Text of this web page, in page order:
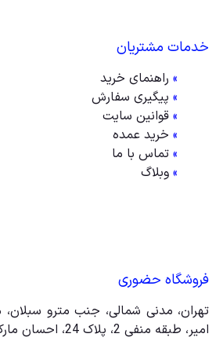
خدمات مشتریان
» راهنمای خرید
» پیگیری سفارش
» قوانین سایت
» خرید عمده
» تماس با ما
» وبلاگ
فروشگاه حضوری
تهران، مدنی شمالی، جنب مترو
امیر، طبقه منفی 2، پلاک 24، احسان مارکت